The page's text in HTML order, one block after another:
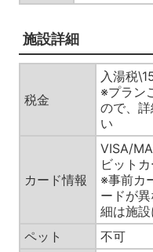
施設詳細
税金
入湯税
※プラン
ので、
い
カード情報
VISA/
ビット
※事前カ
ードが
細は施
ペット
不可